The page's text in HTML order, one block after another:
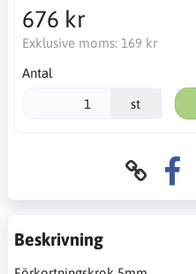
676 kr
Exklusive moms: 169 kr
Antal
st
Beskrivning